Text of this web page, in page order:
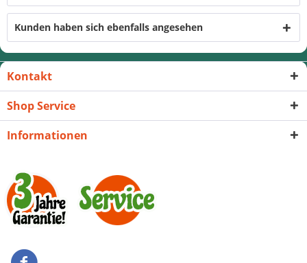
Kunden haben sich ebenfalls angesehen
Kontakt
Shop Service
Informationen